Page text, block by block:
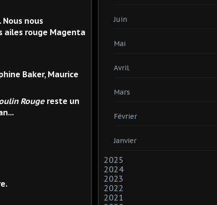
nous
ailes rouge Magenta
Baker, Maurice
Rouge reste un
Juin
Mai
Avril
Mars
Février
Janvier
2025
2024
2023
2022
2021